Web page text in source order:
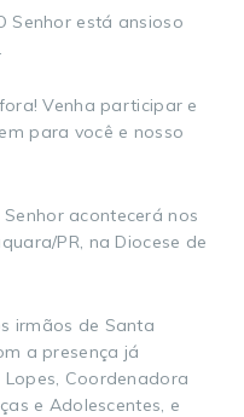
O Senhor está ansioso
Venha participar e
para você e nosso
acontecerá nos
PR, na Diocese de
irmãos de Santa
a presença já
Coordenadora
e Adolescentes, e